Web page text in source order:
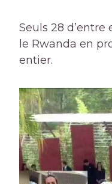
Seuls 28
le Rwanda en
entier.